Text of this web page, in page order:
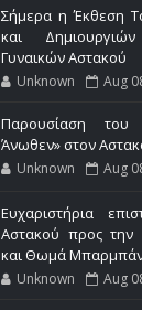
Σήμερα η Έκθεση
και
Γυναικών Αστακού
Unknown Aug
Παρουσίαση του
Άνωθεν» στον
Unknown Aug
Ευχαριστήρια
Αστακού προς την
και Θωμά
Unknown Aug